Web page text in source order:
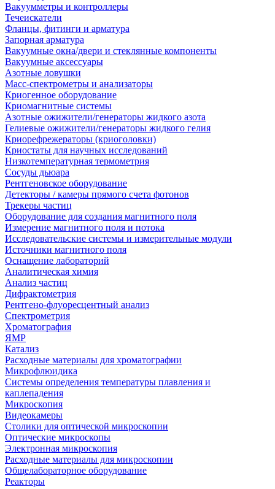
Вакуумметры и контроллеры
Течеискатели
Фланцы, фитинги и арматура
Запорная арматура
Вакуумные окна/двери и стеклянные компоненты
Вакуумные аксессуары
Азотные ловушки
Масс-спектрометры и анализаторы
Криогенное оборудование
Криомагнитные системы
Азотные ожижители/генераторы жидкого азота
Гелиевые ожижители/генераторы жидкого гелия
Криорефрежераторы (криоголовки)
Криостаты для научных исследований
Низкотемпературная термометрия
Сосуды дьюара
Рентгеновское оборудование
Детекторы / камеры прямого счета фотонов
Трекеры частиц
Оборудование для создания магнитного поля
Измерение магнитного поля и потока
Исследовательские системы и измерительные модули
Источники магнитного поля
Оснащение лабораторий
Аналитическая химия
Анализ частиц
Дифрактометрия
Рентгено-флуоресцентный анализ
Спектрометрия
Хроматография
ЯМР
Катализ
Расходные материалы для хроматографии
Микрофлюидика
Системы определения температуры плавления и
каплепадения
Микроскопия
Видеокамеры
Столики для оптической микроскопии
Оптические микроскопы
Электронная микроскопия
Расходные материалы для микроскопии
Общелабораторное оборудование
Реакторы